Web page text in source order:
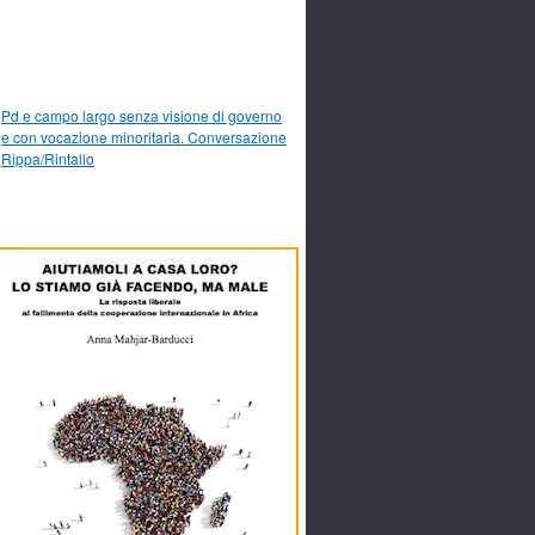
Pd e campo largo senza visione di governo
e con vocazione minoritaria. Conversazione
Rippa/Rintallo